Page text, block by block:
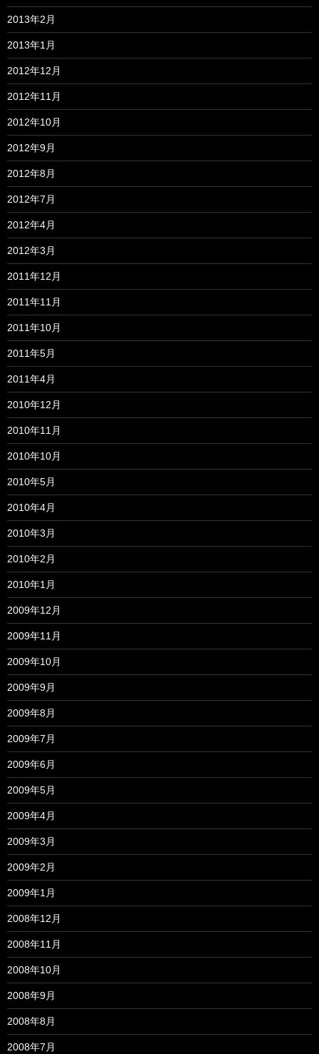
2013年2月
2013年1月
2012年12月
2012年11月
2012年10月
2012年9月
2012年8月
2012年7月
2012年4月
2012年3月
2011年12月
2011年11月
2011年10月
2011年5月
2011年4月
2010年12月
2010年11月
2010年10月
2010年5月
2010年4月
2010年3月
2010年2月
2010年1月
2009年12月
2009年11月
2009年10月
2009年9月
2009年8月
2009年7月
2009年6月
2009年5月
2009年4月
2009年3月
2009年2月
2009年1月
2008年12月
2008年11月
2008年10月
2008年9月
2008年8月
2008年7月